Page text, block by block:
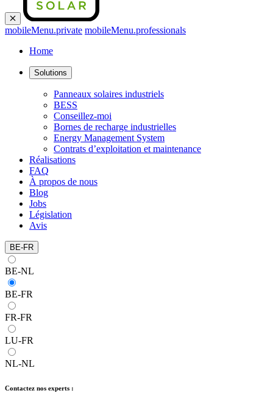
mobileMenu.private mobileMenu.professionals
Home
Solutions
Panneaux solaires industriels
BESS
Conseillez-moi
Bornes de recharge industrielles
Energy Management System
Contrats d’exploitation et maintenance
Réalisations
FAQ
À propos de nous
Blog
Jobs
Législation
Avis
BE-FR
BE-NL
BE-FR
FR-FR
LU-FR
NL-NL
Contactez nos experts :